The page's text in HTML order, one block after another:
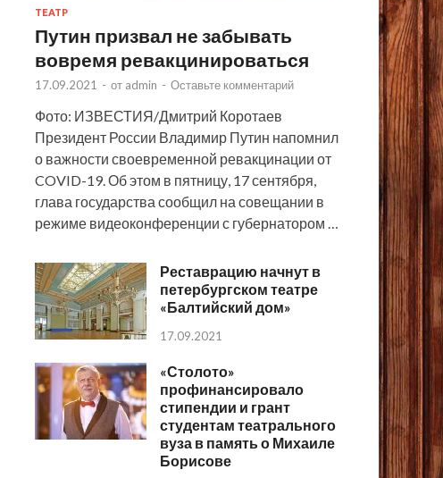
ТЕАТР
Путин призвал не забывать
вовремя ревакцинироваться
17.09.2021 - от admin - Оставьте комментарий
Фото: ИЗВЕСТИЯ/Дмитрий Коротаев
Президент России Владимир Путин напомнил
о важности своевременной ревакцинации от
COVID-19. Об этом в пятницу, 17 сентября,
глава государства сообщил на совещании в
режиме видеоконференции с губернатором …
Реставрацию начнут в
петербургском театре
«Балтийский дом»
17.09.2021
«Столото»
профинансировало
стипендии и грант
студентам театрального
вуза в память о Михаиле
Борисове